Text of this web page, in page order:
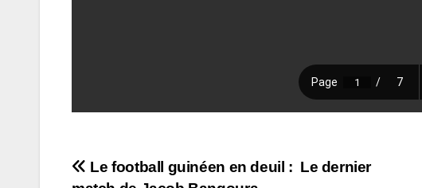
Navigation
Le football guinéen en deuil : Le dernier